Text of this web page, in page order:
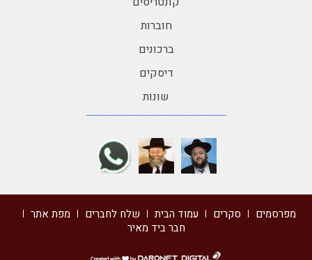
חוברות
ברכונים
דיסקים
שונות
מפרסמים סקרים עמוד הבית שלח לחברים
מפת אתר
חבר ביד מאיר
דרונט